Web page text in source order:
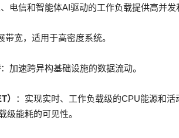
电信和智能体AI驱动的工作负载提供高并发
带宽，适用于高密度系统。
：加速跨异构基础设施的数据流动。
）
：实现实时、工作负载级的CPU能源和
级能耗的可见性。